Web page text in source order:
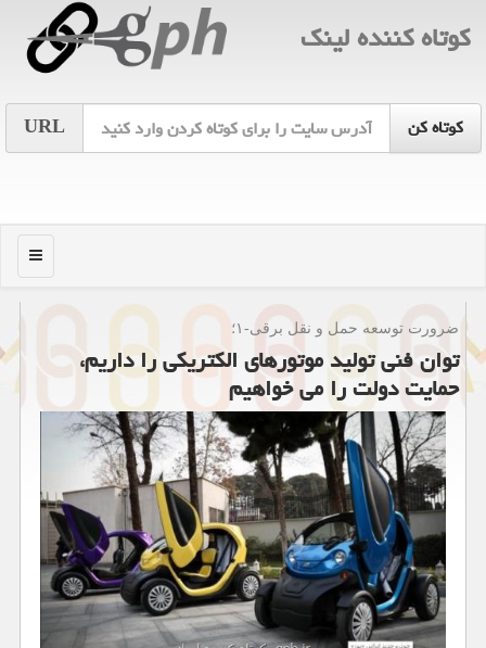
كوتاه كننده لینك
URL
منو
ضرورت توسعه حمل و نقل برقی-۱؛
توان فنی تولید موتورهای الكتریكی را داریم،
حمایت دولت را می خواهیم